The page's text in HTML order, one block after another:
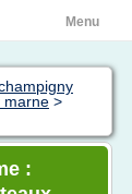
Menu
marne >
: